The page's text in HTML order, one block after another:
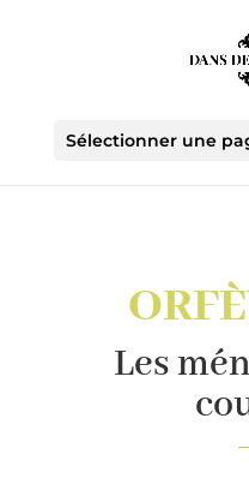
Sélectionner une
Les